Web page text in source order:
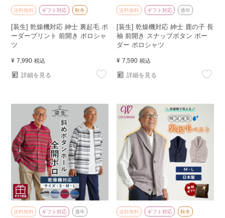
送料無料 ギフト対応 秋冬
[装生] 乾燥機対応 紳士 裏起毛 ボ
ーダープリント 前開き ポロシャ
ツ
¥ 7,990 税込
詳細を見る
送料無料 ギフト対応 通年
[装生] 乾燥機対応 紳士 鹿の子 長
袖 前開き スナップボタン ボー
ダー ポロシャツ
¥ 7,590 税込
詳細を見る
送料無料 ギフト対応 通年 送料無料 ギフト対応 秋冬